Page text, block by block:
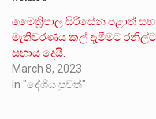
මෛත්‍රිපාල සිරිසේන පළාත්
මැතිවරණය කල් දැමීමට රනිල්ට
සහාය දෙයි.
March 8, 2023
In "දේශීය පුවත්"